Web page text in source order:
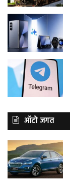
ऑटो जगत